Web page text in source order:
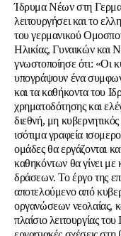
Ίδρυμα Νέων στη
λειτουργήσει και το
του γερμανικού
Ηλικίας, Γυναικών και
γνωστοποίησε ότι: «Οι
υπογράψουν ένα
και τα καθήκοντα του
χρηματοδότησης και
διεθνή, μη
ισότιμα γραφεία
ομάδες θα εργάζονται
καθηκόντων θα γίνει με
δράσεων. Το έργο της
αποτελούμενο από
οργανώσεων νεολαίας,
πλαίσιο λειτουργίας